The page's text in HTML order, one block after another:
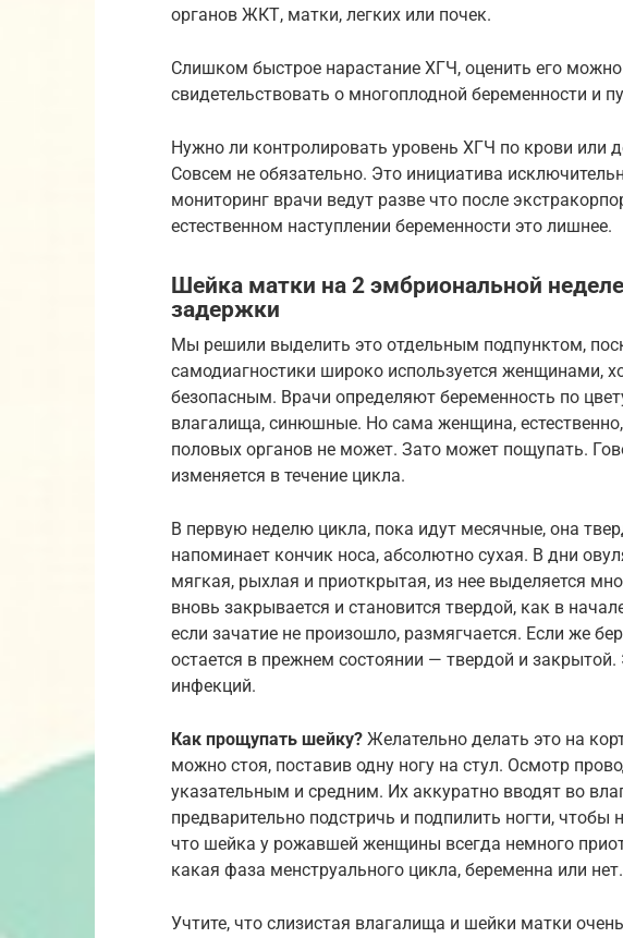
органов ЖКТ, матки, легких или почек.
Слишком быстрое нарастание ХГЧ, оценить его
свидетельствовать о многоплодной беременности и
Нужно ли контролировать уровень ХГЧ по крови или
Совсем не обязательно. Это инициатива
мониторинг врачи ведут разве что после
естественном наступлении беременности это лишнее.
Шейка матки на 2 эмбриональной
задержки
Мы решили выделить это отдельным подпунктом,
самодиагностики широко используется женщинами,
безопасным. Врачи определяют беременность по
влагалища, синюшные. Но сама женщина, естественно,
половых органов не может. Зато может пощупать.
изменяется в течение цикла.
В первую неделю цикла, пока идут месячные, она
напоминает кончик носа, абсолютно сухая. В дни
мягкая, рыхлая и приоткрытая, из нее выделяется
вновь закрывается и становится твердой, как в
если зачатие не произошло, размягчается. Если же
остается в прежнем состоянии — твердой и
инфекций.
Как прощупать шейку? Желательно делать это на
можно стоя, поставив одну ногу на стул. Осмотр
указательным и средним. Их аккуратно вводят во
предварительно подстричь и подпилить ногти, чтобы
что шейка у рожавшей женщины всегда немного
какая фаза менструального цикла, беременна или нет.
Учтите, что слизистая влагалища и шейки матки